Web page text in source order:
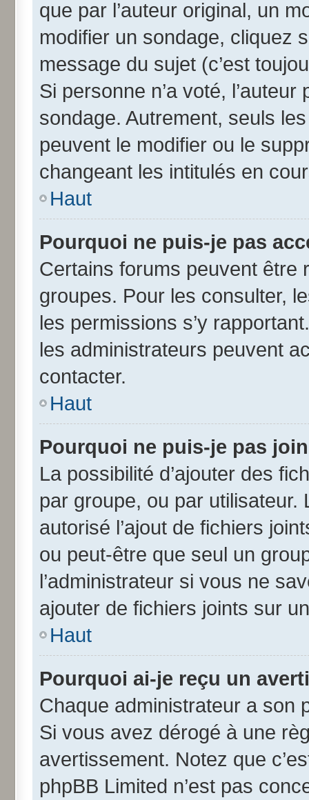
que par l’auteur original, un
modifier un sondage, cliquez
message du sujet (c’est
Si personne n’a voté,
sondage. Autrement, seuls
peuvent le modifier ou le
changeant les intitulés en
Haut
Pourquoi ne puis-je pas
Certains forums peuvent être
groupes. Pour les consulter,
les permissions s’y
les administrateurs peuvent
contacter.
Haut
Pourquoi ne puis-je pas
La possibilité d’ajouter des
par groupe, ou par utilisateur.
autorisé l’ajout de fichiers
ou peut-être que seul un
l’administrateur si vous ne
ajouter de fichiers joints sur
Haut
Pourquoi ai-je reçu un
Chaque administrateur a son
Si vous avez dérogé à une
avertissement. Notez que
phpBB Limited n’est pas